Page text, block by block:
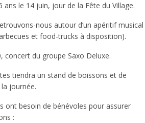
ans le 14 juin, jour de la Fête du Village.
nous autour d’un apéritif musical
et food-trucks à disposition).
concert du groupe Saxo Deluxe.
tiendra un stand de boissons et de
journée.
ont besoin de bénévoles pour assurer
: